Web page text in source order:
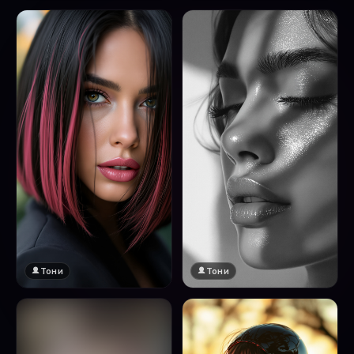
🔞 18+
Натисни за преглед
Тони Тони